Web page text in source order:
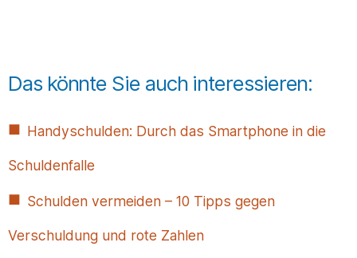
Das könnte Sie auch interessieren:
Handyschulden: Durch das Smartphone in die
Schuldenfalle
Schulden vermeiden – 10 Tipps gegen
Verschuldung und rote Zahlen